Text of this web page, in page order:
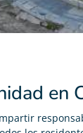
en